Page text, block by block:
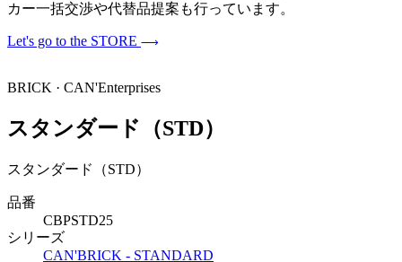
カー一括交渉や代替品提案も行っています。
Let's go to the STORE
BRICK · CAN'Enterprises
スタンダード（STD）
スタンダード（STD）
品番
CBPSTD25
シリーズ
CAN'BRICK - STANDARD